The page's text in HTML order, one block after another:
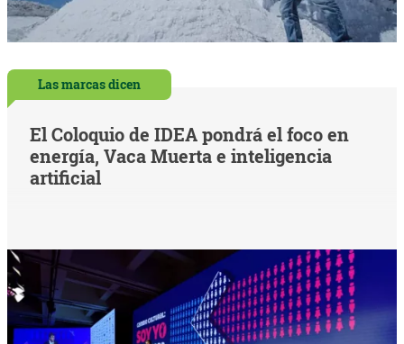
Las marcas dicen
El Coloquio de IDEA pondrá el foco en
energía, Vaca Muerta e inteligencia
artificial